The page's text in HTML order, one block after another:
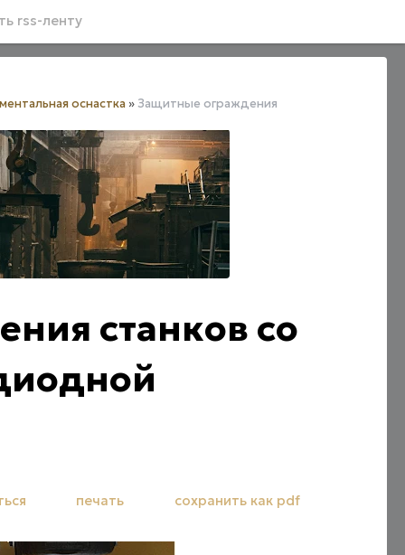
rss-ленту
оснастка » Защитные ограждения
станков со
печать сохранить как pdf